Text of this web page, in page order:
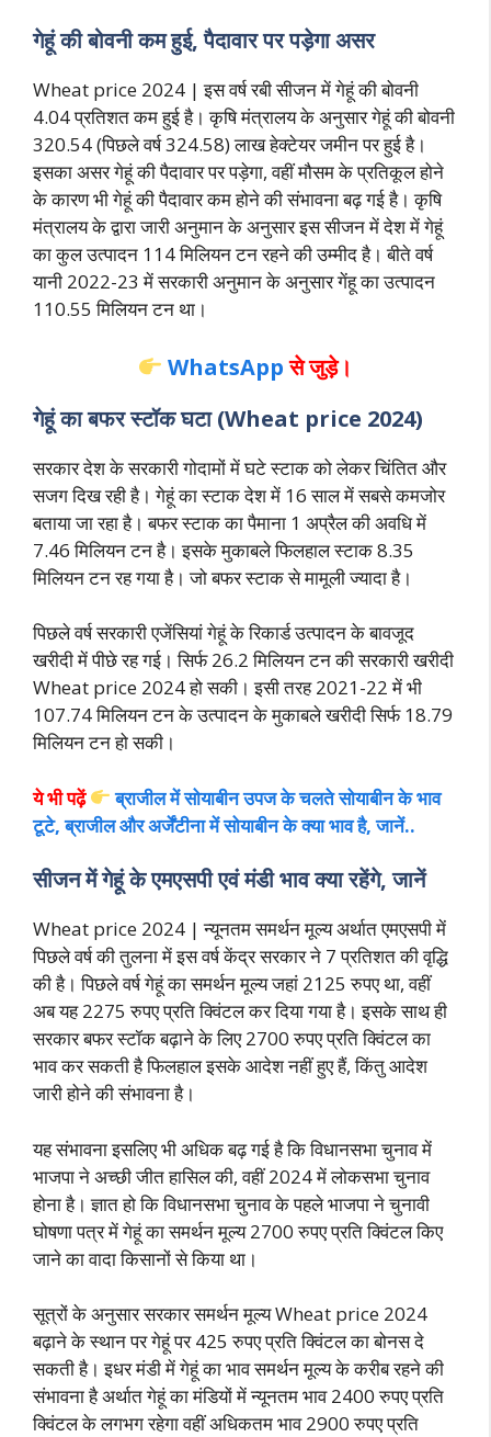
गेहूं की बोवनी कम हुई, पैदावार पर पड़ेगा असर
Wheat price 2024 | इस वर्ष रबी सीजन में गेहूं की बोवनी
4.04 प्रतिशत कम हुई है। कृषि मंत्रालय के अनुसार गेहूं की बोवनी
320.54 (पिछले वर्ष 324.58) लाख हेक्टेयर जमीन पर हुई है।
इसका असर गेहूं की पैदावार पर पड़ेगा, वहीं मौसम के प्रतिकूल होने
के कारण भी गेहूं की पैदावार कम होने की संभावना बढ़ गई है। कृषि
मंत्रालय के द्वारा जारी अनुमान के अनुसार इस सीजन में देश में गेहूं
का कुल उत्पादन 114 मिलियन टन रहने की उम्मीद है। बीते वर्ष
यानी 2022-23 में सरकारी अनुमान के अनुसार गेंहू का उत्पादन
110.55 मिलियन टन था।
WhatsApp से जुड़े।
गेहूं का बफर स्टॉक घटा (Wheat price 2024)
सरकार देश के सरकारी गोदामों में घटे स्टाक को लेकर चिंतित और
सजग दिख रही है। गेहूं का स्टाक देश में 16 साल में सबसे कमजोर
बताया जा रहा है। बफर स्टाक का पैमाना 1 अप्रैल की अवधि में
7.46 मिलियन टन है। इसके मुकाबले फिलहाल स्टाक 8.35
मिलियन टन रह गया है। जो बफर स्टाक से मामूली ज्यादा है।
पिछले वर्ष सरकारी एजेंसियां गेहूं के रिकार्ड उत्पादन के बावजूद
खरीदी में पीछे रह गई। सिर्फ 26.2 मिलियन टन की सरकारी खरीदी
Wheat price 2024 हो सकी। इसी तरह 2021-22 में भी
107.74 मिलियन टन के उत्पादन के मुकाबले खरीदी सिर्फ 18.79
मिलियन टन हो सकी।
ये भी पढ़ें
ब्राजील में सोयाबीन उपज के चलते सोयाबीन के भाव
टूटे, ब्राजील और अर्जेंटीना में सोयाबीन के क्या भाव है, जानें..
सीजन में गेहूं के एमएसपी एवं मंडी भाव क्या रहेंगे, जानें
Wheat price 2024 | न्यूनतम समर्थन मूल्य अर्थात एमएसपी में
पिछले वर्ष की तुलना में इस वर्ष केंद्र सरकार ने 7 प्रतिशत की वृद्धि
की है। पिछले वर्ष गेहूं का समर्थन मूल्य जहां 2125 रुपए था, वहीं
अब यह 2275 रुपए प्रति क्विंटल कर दिया गया है। इसके साथ ही
सरकार बफर स्टॉक बढ़ाने के लिए 2700 रुपए प्रति क्विंटल का
भाव कर सकती है फिलहाल इसके आदेश नहीं हुए हैं, किंतु आदेश
जारी होने की संभावना है।
यह संभावना इसलिए भी अधिक बढ़ गई है कि विधानसभा चुनाव में
भाजपा ने अच्छी जीत हासिल की, वहीं 2024 में लोकसभा चुनाव
होना है। ज्ञात हो कि विधानसभा चुनाव के पहले भाजपा ने चुनावी
घोषणा पत्र में गेहूं का समर्थन मूल्य 2700 रुपए प्रति क्विंटल किए
जाने का वादा किसानों से किया था।
सूत्रों के अनुसार सरकार समर्थन मूल्य Wheat price 2024
बढ़ाने के स्थान पर गेहूं पर 425 रुपए प्रति क्विंटल का बोनस दे
सकती है। इधर मंडी में गेहूं का भाव समर्थन मूल्य के करीब रहने की
संभावना है अर्थात गेहूं का मंडियों में न्यूनतम भाव 2400 रुपए प्रति
क्विंटल के लगभग रहेगा वहीं अधिकतम भाव 2900 रुपए प्रति